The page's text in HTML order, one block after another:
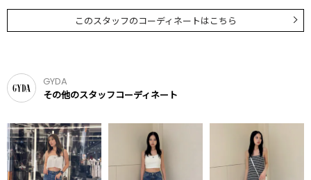
このスタッフのコーディネートはこちら
GYDA
その他のスタッフコーディネート